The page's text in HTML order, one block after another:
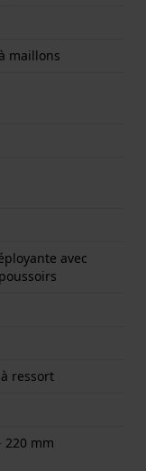
maillons
avec
ressort
220 mm